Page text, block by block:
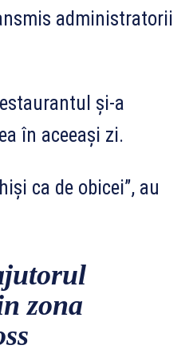
administratorii
și-a
în aceeași zi.
ca de obicei”, au
zona